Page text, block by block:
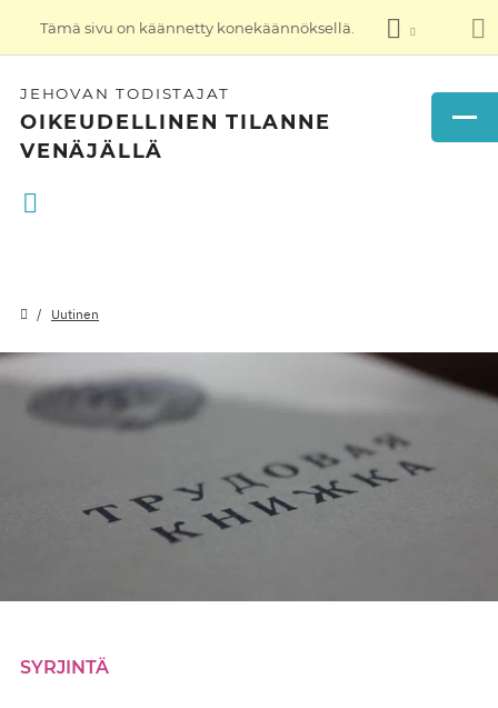
Tämä sivu on käännetty konekäännöksellä.
JEHOVAN TODISTAJAT
OIKEUDELLINEN TILANNE
VENÄJÄLLÄ
Uutinen
SYRJINTÄ